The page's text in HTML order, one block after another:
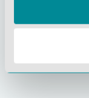
Handeln